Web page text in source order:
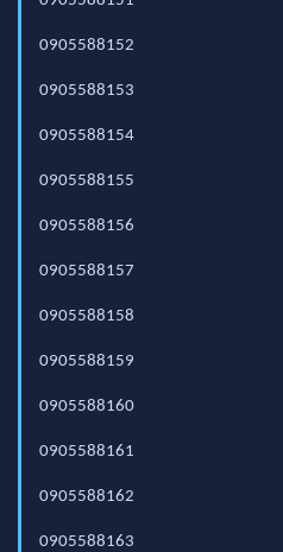
0905588152
0905588153
0905588154
0905588155
0905588156
0905588157
0905588158
0905588159
0905588160
0905588161
0905588162
0905588163